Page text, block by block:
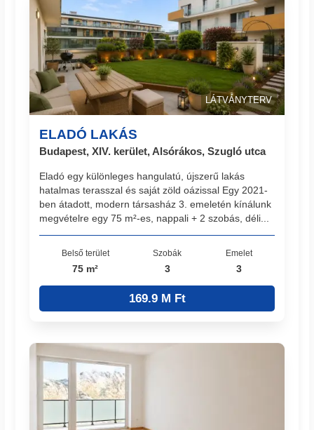
LÁTVÁNYTERV
ELADÓ LAKÁS
Budapest, XIV. kerület, Alsórákos, Szugló utca
Eladó egy különleges hangulatú, újszerű lakás
hatalmas terasszal és saját zöld oázissal Egy 2021-
ben átadott, modern társasház 3. emeletén kínálunk
megvételre egy 75 m²-es, nappali + 2 szobás, déli...
Belső terület
75 m²
Szobák
3
Emelet
3
169.9 M Ft